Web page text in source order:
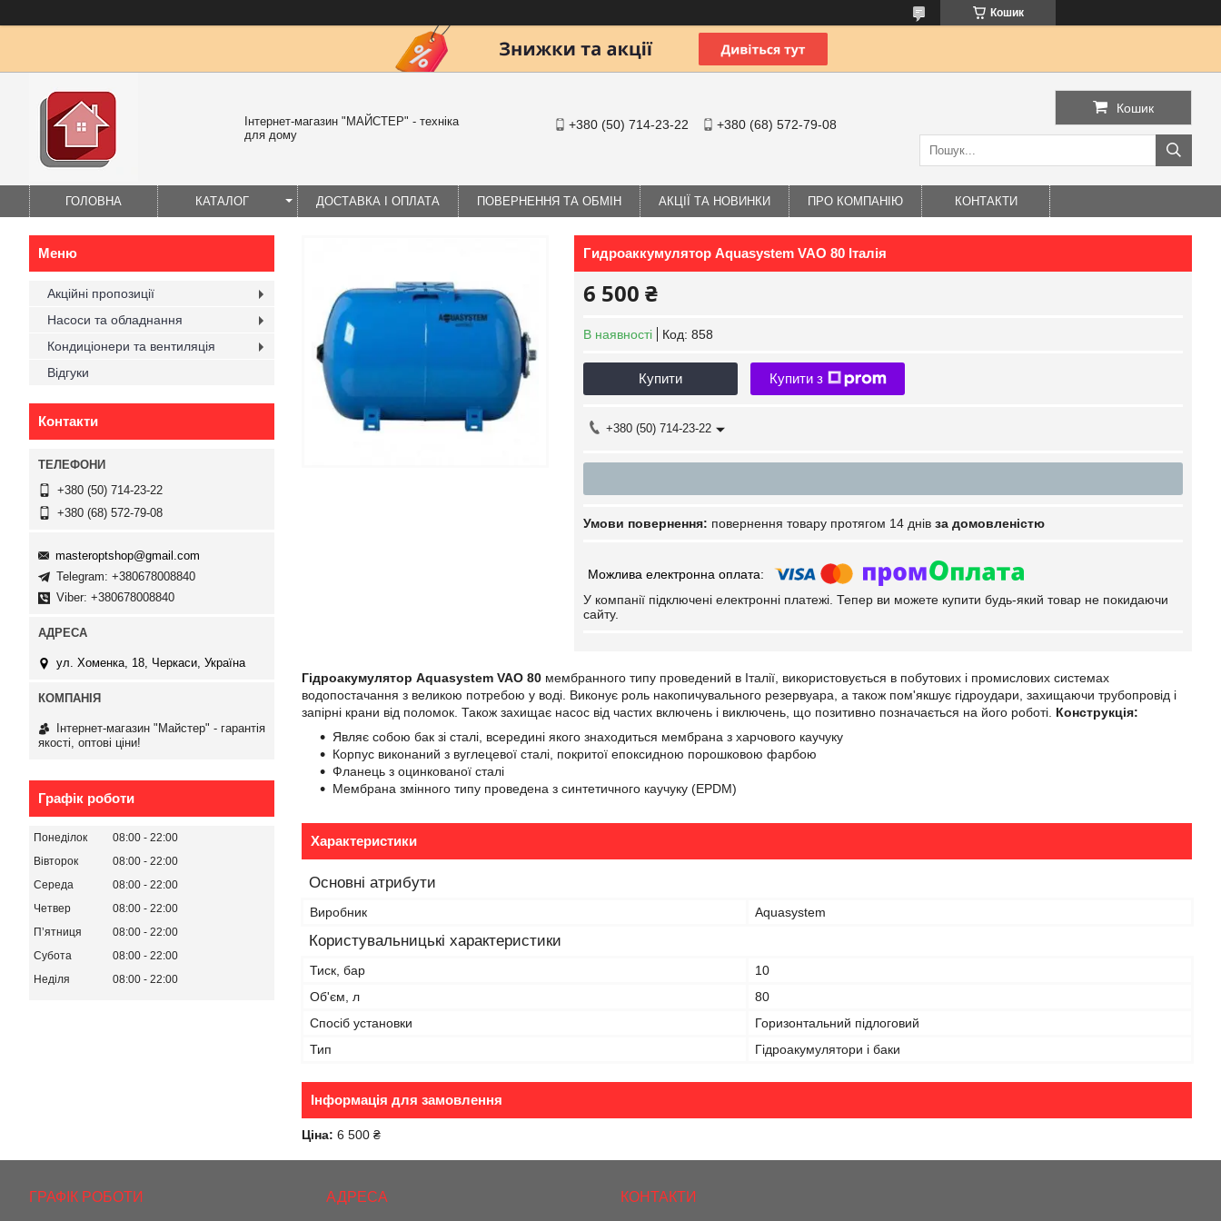
Кошик
Інтернет-магазин "МАЙСТЕР" - техніка
для дому
+380 (50) 714-23-22 +380 (68) 572-79-08
Кошик
ГОЛОВНА КАТАЛОГ ДОСТАВКА І ОПЛАТА ПОВЕРНЕННЯ ТА ОБМІН АКЦІЇ ТА НОВИНКИ ПРО КОМПАНІЮ КОНТАКТИ
Гидроаккумулятор Aquasystem VAO 80 Італія
6 500 ₴
В наявності Код: 858
Купити Купити з
+380 (50) 714-23-22
повернення товару протягом 14 днів за домовленістю
У компанії підключені електронні платежі. Тепер ви можете купити будь-який товар не покидаючи
сайту.
Гідроакумулятор Aquasystem VAO 80 мембранного типу проведений в Італії, використовується в побутових і промислових системах
водопостачання з великою потребою у воді. Виконує роль накопичувального резервуара, а також пом'якшує гідроудари, захищаючи трубопровід і
запірні крани від поломок. Також захищає насос від частих включень і виключень, що позитивно позначається на його роботі. Конструкція:
Являє собою бак зі сталі, всередині якого знаходиться мембрана з харчового каучуку
Корпус виконаний з вуглецевої сталі, покритої епоксидною порошковою фарбою
Фланець з оцинкованої сталі
Мембрана змінного типу проведена з синтетичного каучуку (EPDM)
Характеристики
Основні атрибути
Виробник Aquasystem
Користувальницькі характеристики
Тиск, бар
10
Об'єм, л
80
Спосіб установки
Горизонтальний підлоговий
Тип
Гідроакумулятори і баки
Інформація для замовлення
Ціна: 6 500 ₴
Акційні пропозиції
Насоси та обладнання
Кондиціонери та вентиляція
Відгуки
Контакти
+380 (50) 714-23-22
+380 (68) 572-79-08
masteroptshop@gmail.com
Telegram: +380678008840
Viber: +380678008840
ул. ​Хоменка, 18, Черкаси, Україна
Інтернет-магазин "Майстер" - гарантія
якості, оптові ціни!
Графік роботи
Понеділок 08:00
22:00
Вівторок
08:00
22:00
Середа
08:00
22:00
Четвер
08:00
22:00
Пʼятниця
08:00
22:00
Субота
08:00
22:00
Неділя
08:00 22:00
ГРАФІК РОБОТИ